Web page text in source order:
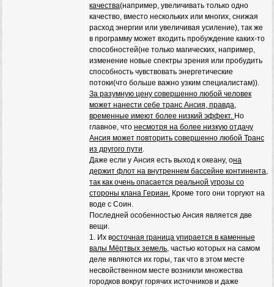
качества(например, увеличивать только одно
качество, вместо нескольких или многих, снижая
расход энергии или увеличивая усиление), так же
в программу может входить пробуждение каких-то
способностей(не только магических, например,
изменение новые спектры зрения или пробудить
способность чувствовать энергетические
потоки(что больше важно узким специалистам)).
За разумную цену совершенно любой человек
может нанести себе транс Ансия, правда,
временные имеют более низкий эффект. Но
главное, что несмотря на более низкую отдачу
Ансия может повторить совершенно любой Транс
из другого пути.
Даже если у Ансия есть выход к океану, она
держит флот на внутреннем бассейне континента,
так как очень опасается реальной угрозы со
стороны клана Гериан. Кроме того они торгуют на
воде с Соин.
Последней особенностью Ансия является две
вещи.
1. Их восточная граница упирается в каменные
валы Мёртвых земель, частью которых на самом
деле являются их горы, так что в этом месте
несвойственном месте возникли множества
городков вокруг горячих источников и даже